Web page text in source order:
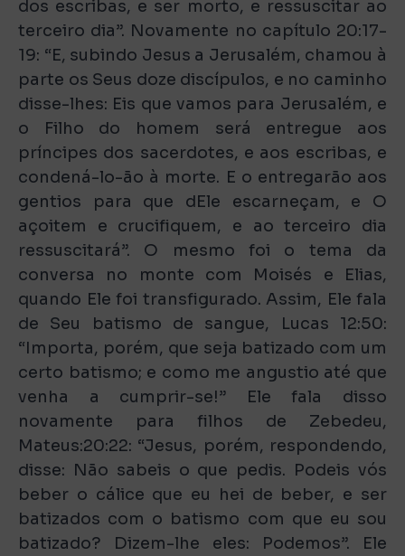
dos escribas, e ser morto, e ressuscitar ao
terceiro dia”. Novamente no capítulo 20:17-
19: “E, subindo Jesus a Jerusalém, chamou à
parte os Seus doze discípulos, e no caminho
disse-lhes: Eis que vamos para Jerusalém, e
o Filho do homem será entregue aos
príncipes dos sacerdotes, e aos escribas, e
condená-lo-ão à morte. E o entregarão aos
gentios para que dEle escarneçam, e O
açoitem e crucifiquem, e ao terceiro dia
ressuscitará”. O mesmo foi o tema da
conversa no monte com Moisés e Elias,
quando Ele foi transfigurado. Assim, Ele fala
de Seu batismo de sangue, Lucas 12:50:
“Importa, porém, que seja batizado com um
certo batismo; e como me angustio até que
venha a cumprir-se!” Ele fala disso
novamente para filhos de Zebedeu,
Mateus:20:22: “Jesus, porém, respondendo,
disse: Não sabeis o que pedis. Podeis vós
beber o cálice que eu hei de beber, e ser
batizados com o batismo com que eu sou
batizado? Dizem-lhe eles: Podemos”. Ele